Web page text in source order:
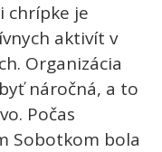
chrípke je
aktivít v
Organizácia
náročná, a to
Počas
Sobotkom bola